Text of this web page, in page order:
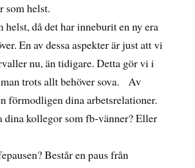
som helst.
helst, då det har inneburit en ny era
En av dessa aspekter är just att vi
nu, än tidigare. Detta gör vi i
trots allt behöver sova. Av
förmodligen dina arbetsrelationer.
kollegor som fb-vänner? Eller
Består en paus från